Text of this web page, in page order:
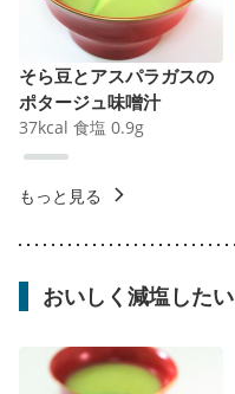
そら豆とアスパラガスの
ポタージュ味噌汁
37kcal 食塩 0.9g
もっと見る
おいしく減塩したい